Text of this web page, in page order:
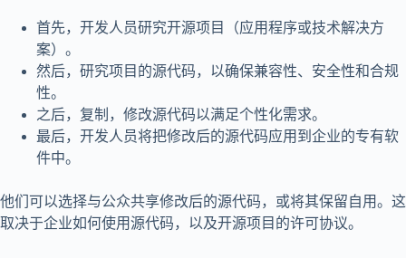
首先，开发人员研究开源项目（应用程序或技术解决方
案）。
然后，研究项目的源代码，以确保兼容性、安全性和合规
性。
之后，复制，修改源代码以满足个性化需求。
最后，开发人员将把修改后的源代码应用到企业的专有软
件中。
他们可以选择与公众共享修改后的源代码，或将其保留自用。这
取决于企业如何使用源代码，以及开源项目的许可协议。